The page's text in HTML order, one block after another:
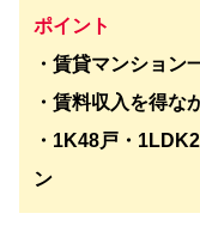
ポイント
・賃貸マンション
・賃料収入を得な
・1K48戸・
ン